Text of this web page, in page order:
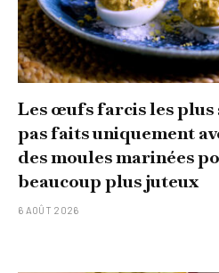
Les œufs farcis les plus
pas faits uniquement
des moules marinées
beaucoup plus juteux
6 AOÛT 2026